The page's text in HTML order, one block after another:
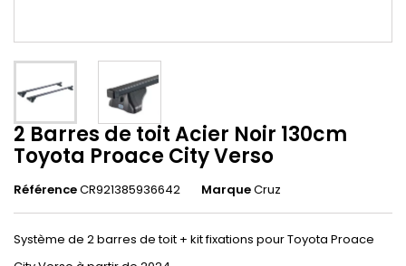
2 Barres de toit Acier Noir 130cm
Toyota Proace City Verso
RéférenceCR921385936642 MarqueCruz
Système de 2 barres de toit + kit fixations pour Toyota Proace